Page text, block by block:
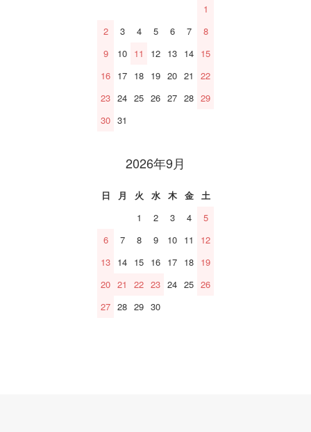
1
2
3 4 5 6 7
8
9
10 11 12 13 14 15
16 17 18 19 20 21
22
23 24 25 26 27 28 29
30 31
2026年9月
日 月 火 水 木 金
土
1
2 3 4
5
6
7 8 9 10 11
12
13 14 15 16 17 18 19
20 21 22 23 24 25 26
27 28 29 30